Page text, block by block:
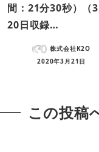
間：21分30秒）（3
20日収録…
株式会社K2O
2020年3月21日
この投稿